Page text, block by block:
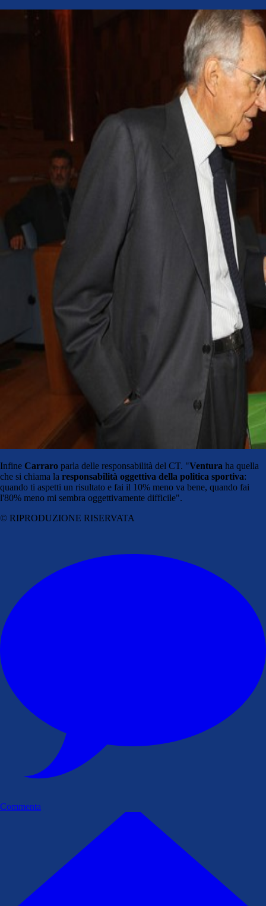
Infine Carraro parla delle responsabilità del CT. "Ventura ha quella
che si chiama la responsabilità oggettiva della politica sportiva:
quando ti aspetti un risultato e fai il 10% meno va bene, quando fai
l'80% meno mi sembra oggettivamente difficile".
© RIPRODUZIONE RISERVATA
Commenta